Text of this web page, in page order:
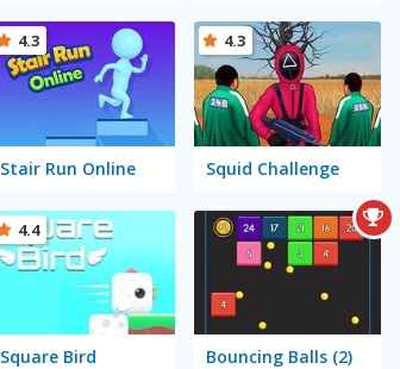
Stair Run Online
4.3
Squid Challenge
4.3
Square Bird
4.4
Bouncing Balls (2)